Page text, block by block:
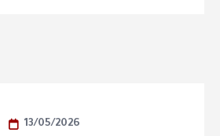
13/05/2026